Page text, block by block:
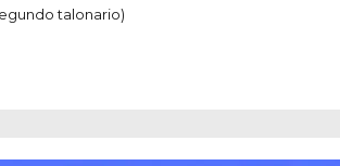
talonario)